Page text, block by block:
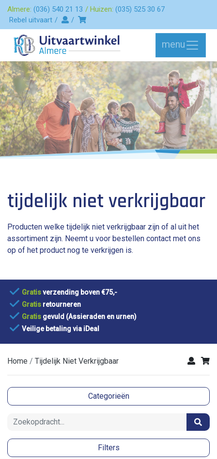
Almere: (036) 540 21 13 Huizen: (035) 525 30 67
Rebel uitvaart
menu
tijdelijk niet verkrijgbaar
Producten welke tijdelijk niet verkrijgbaar zijn of al uit het
assortiment zijn. Neemt u voor bestellen contact met ons
op of het product nog te verkrijgen is.
Gratisverzending boven €75,-
Gratis retourneren
Gratis gevuld (Assieraden en urnen)
Veilige betaling via iDeal
Home Tijdelijk Niet Verkrijgbaar
Categorieën
Filters